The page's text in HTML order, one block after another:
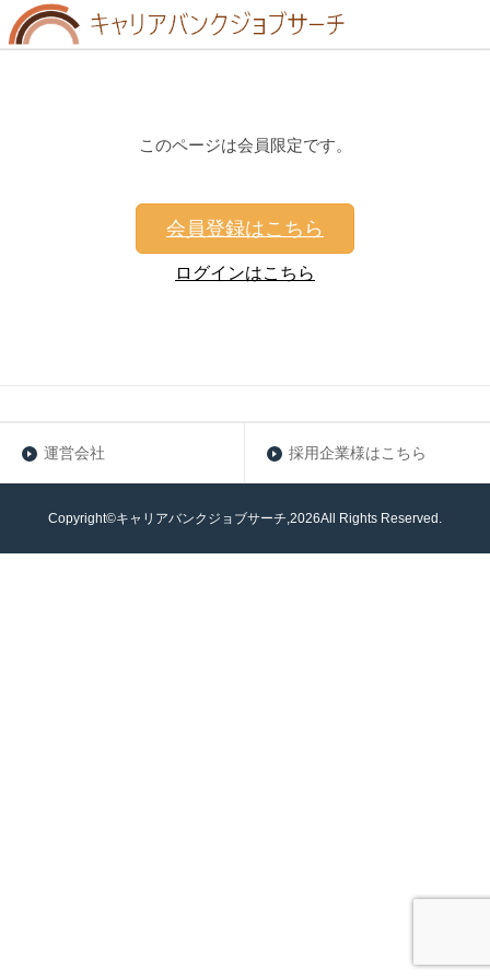
このページは会員限定です。
会員登録はこちら
ログインはこちら
運営会社 採用企業様はこちら
Copyright©キャリアバンクジョブサーチ,2026All Rights Reserved.